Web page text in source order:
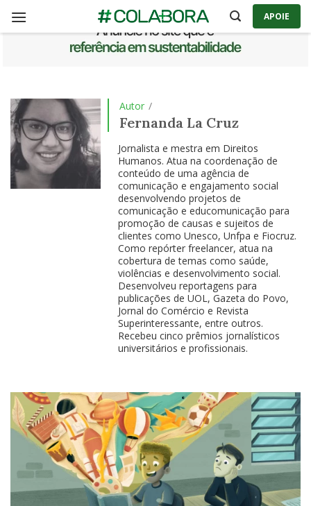
APOIE
Autor /
Fernanda La Cruz
Jornalista e mestra em Direitos
Humanos. Atua na coordenação de
conteúdo de uma agência de
comunicação e engajamento social
desenvolvendo projetos de
comunicação e educomunicação para
promoção de causas e sujeitos de
clientes como Unesco, Unfpa e Fiocruz.
Como repórter freelancer, atua na
cobertura de temas como saúde,
violências e desenvolvimento social.
Desenvolveu reportagens para
publicações de UOL, Gazeta do Povo,
Jornal do Comércio e Revista
Superinteressante, entre outros.
Recebeu cinco prêmios jornalísticos
universitários e profissionais.